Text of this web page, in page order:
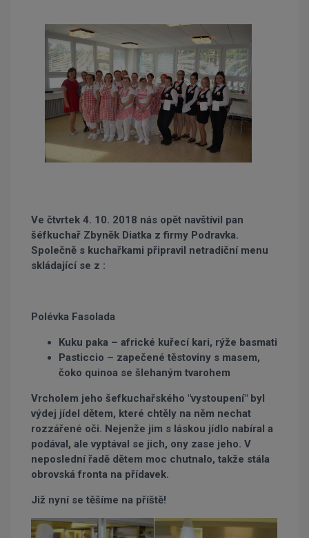
Ve čtvrtek 4. 10. 2018 nás opět navštívil pan
šéfkuchař Zbyněk Diatka z firmy Podravka.
Společně s kuchařkami připravil netradiční menu
skládající se z :
Polévka Fasolada
Kuku paka – africké kuřecí kari, rýže basmati
Pasticcio – zapečené těstoviny s masem,
čoko quinoa se šlehaným tvarohem
Vrcholem jeho šefkuchařského "vystoupení" byl
výdej jídel dětem, které chtěly na něm nechat
rozzářené oči. Nejenže jim s láskou jídlo nabíral a
podával, ale vyptával se jich, ony zase jeho. V
neposlední řadě dětem moc chutnalo, takže stála
obrovská fronta na přídavek.
Již nyní se těšíme na příště!